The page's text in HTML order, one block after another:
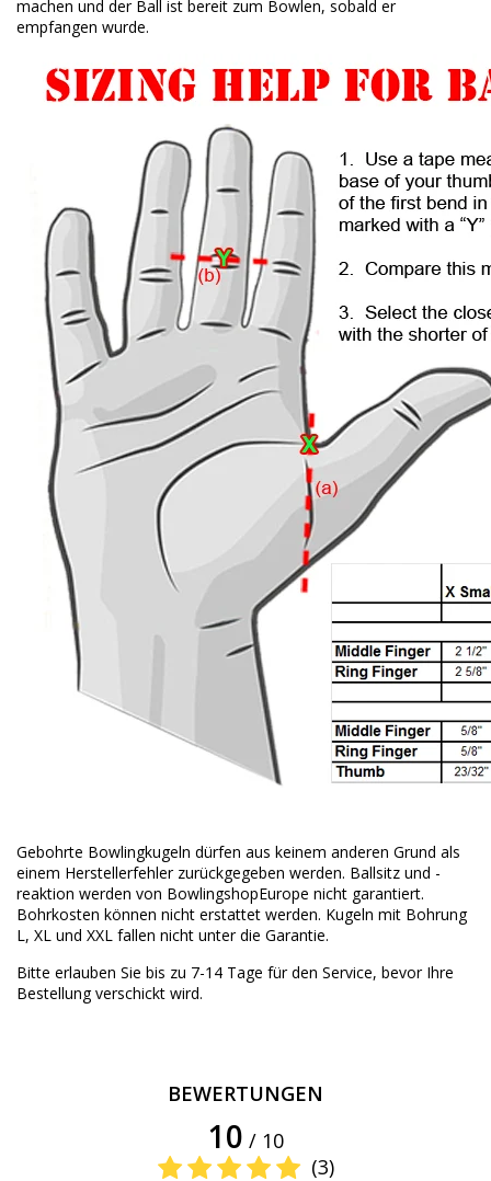
machen und der Ball ist bereit zum Bowlen, sobald er
empfangen wurde.
Gebohrte Bowlingkugeln dürfen aus keinem anderen Grund als
einem Herstellerfehler zurückgegeben werden. Ballsitz und -
reaktion werden von BowlingshopEurope nicht garantiert.
Bohrkosten können nicht erstattet werden. Kugeln mit Bohrung
L, XL und XXL fallen nicht unter die Garantie.
Bitte erlauben Sie bis zu 7-14 Tage für den Service, bevor Ihre
Bestellung verschickt wird.
BEWERTUNGEN
10 / 10
(3)